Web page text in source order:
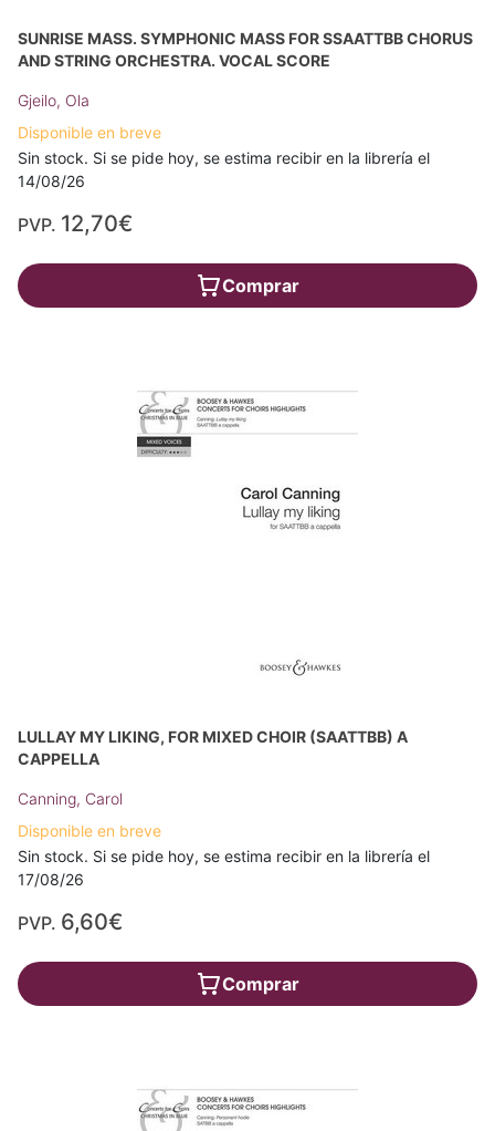
SUNRISE MASS. SYMPHONIC MASS FOR SSAATTBB CHORUS
AND STRING ORCHESTRA. VOCAL SCORE
Gjeilo, Ola
Disponible en breve
Sin stock. Si se pide hoy, se estima recibir en la librería el
14/08/26
PVP. 12,70€
Comprar
LULLAY MY LIKING, FOR MIXED CHOIR (SAATTBB) A
CAPPELLA
Canning, Carol
Disponible en breve
Sin stock. Si se pide hoy, se estima recibir en la librería el
17/08/26
PVP. 6,60€
Comprar